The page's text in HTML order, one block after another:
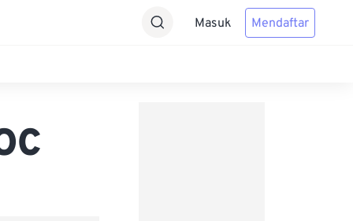
Masuk Mendaftar